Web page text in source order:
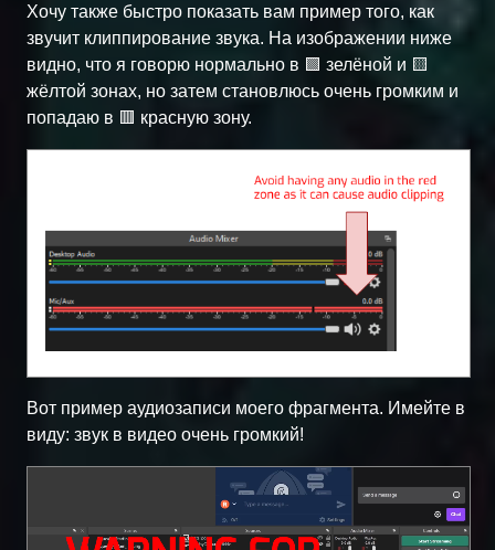
Хочу также быстро показать вам пример того, как
звучит клиппирование звука. На изображении ниже
видно, что я говорю нормально в 🟩 зелёной и 🟨
жёлтой зонах, но затем становлюсь очень громким и
попадаю в 🟥 красную зону.
Вот пример аудиозаписи моего фрагмента. Имейте в
виду: звук в видео очень громкий!